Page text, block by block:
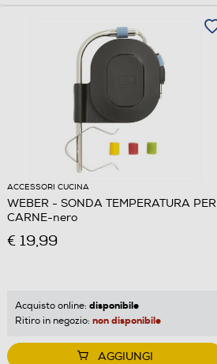
ACCESSORI CUCINA
WEBER - SONDA TEMPERATURA PER
CARNE-nero
€ 19,99
Acquisto online: disponibile
Ritiro in negozio: non disponibile
AGGIUNGI